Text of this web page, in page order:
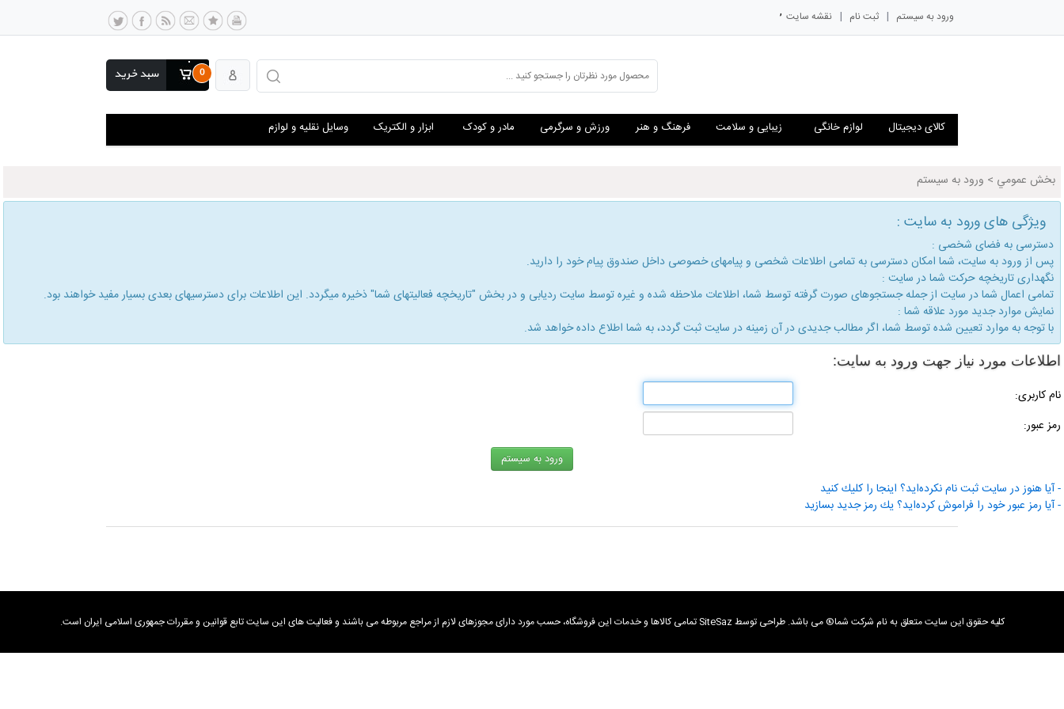
ورود به سیستم | ثبت نام | نقشه سایت ,
سبد خرید 0
کالای دیجیتال لوازم خانگی زیبایی و سلامت فرهنگ و هنر ورزش و سرگرمی مادر و کودک ابزار و الکتریک وسایل نقلیه و لوازم
بخش عمومي > ورود به سیستم
ویژگی های ورود به سایت :
دسترسی به فضای شخصی :
پس از ورود به سایت، شما امكان دسترسی به تمامی اطلاعات شخصی و پیامهای خصوصی داخل صندوق پیام خود را دارید.
نگهداری تاریخچه حركت شما در سایت :
تمامی اعمال شما در سایت از جمله جستجوهای صورت گرفته توسط شما، اطلاعات ملاحظه شده و غیره توسط سایت ردیابی و در بخش "تاریخچه فعالیتهای شما" ذخیره میگردد. این اطلاعات برای دسترسیهای بعدی بسیار مفید خواهند بود.
نمایش موارد جدید مورد علاقه شما :
با توجه به موارد تعیین شده توسط شما، اگر مطالب جدیدی در آن زمینه در سایت ثبت گردد، به شما اطلاع داده خواهد شد.
اطلاعات مورد نیاز جهت ورود به سایت:
نام كاربری:
رمز عبور:
- آیا هنوز در سایت ثبت نام نكرده‌اید؟ اینجا را كلیك كنید
- آیا رمز عبور خود را فراموش كرده‌اید؟ یك رمز جدید بسازید
كليه حقوق اين سايت متعلق به نام شرکت شما® می باشد. طراحی توسط SiteSaz تمامی كالاها و خدمات این فروشگاه، حسب مورد دارای مجوزهای لازم از مراجع مربوطه می باشند و فعالیت های این سایت تابع قوانین و مقررات جمهوری اسلامی ایران است.